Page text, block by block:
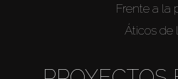
Frente a la
Áticos de